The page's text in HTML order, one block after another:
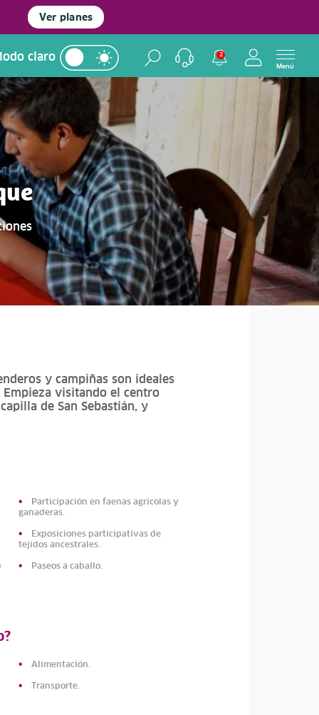
Ver planes
claro 2
Menú
y campiñas son ideales
visitando el centro
de San Sebastián, y
Participación en faenas agrícolas y
ganaderas.
Exposiciones participativas de
tejidos ancestrales.
Paseos a caballo.
Alimentación.
Transporte.